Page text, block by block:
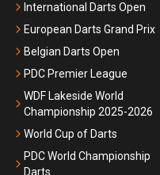
International Darts Open
European Darts Grand Prix
Belgian Darts Open
PDC Premier League
WDF Lakeside World
Championship 2025-2026
World Cup of Darts
PDC World Championship
Darts